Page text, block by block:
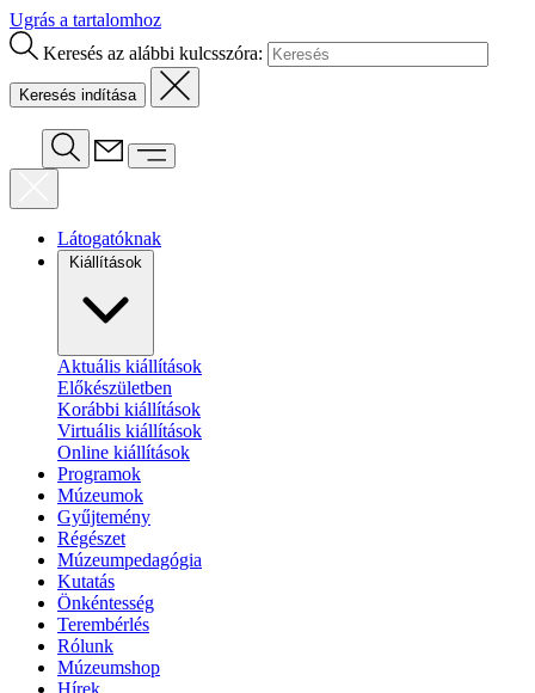
Ugrás a tartalomhoz
Keresés az alábbi kulcsszóra:
Látogatóknak
Kiállítások
Aktuális kiállítások
Előkészületben
Korábbi kiállítások
Virtuális kiállítások
Online kiállítások
Programok
Múzeumok
Gyűjtemény
Régészet
Múzeumpedagógia
Kutatás
Önkéntesség
Terembérlés
Rólunk
Múzeumshop
Hírek